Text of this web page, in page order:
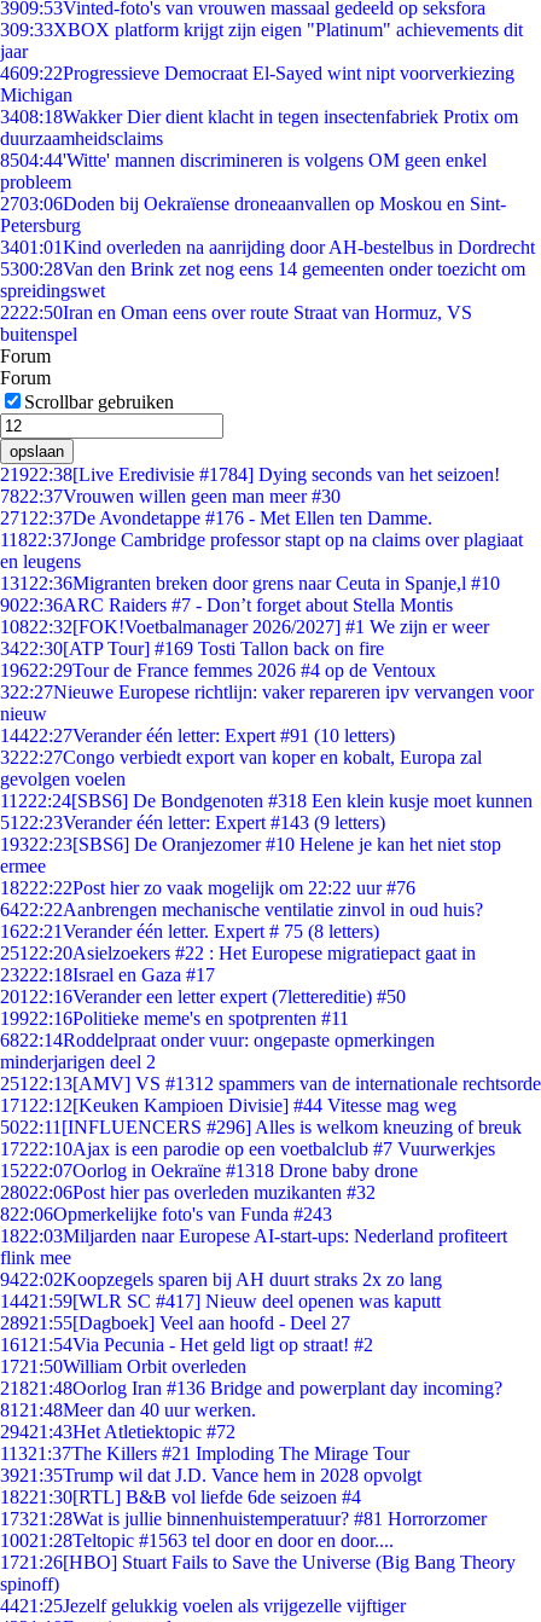
3909:53Vinted-foto's van vrouwen massaal gedeeld op seksfora
309:33XBOX platform krijgt zijn eigen "Platinum" achievements dit
jaar
4609:22Progressieve Democraat El-Sayed wint nipt voorverkiezing
Michigan
3408:18Wakker Dier dient klacht in tegen insectenfabriek Protix om
duurzaamheidsclaims
8504:44'Witte' mannen discrimineren is volgens OM geen enkel
probleem
2703:06Doden bij Oekraïense droneaanvallen op Moskou en Sint-
Petersburg
3401:01Kind overleden na aanrijding door AH-bestelbus in Dordrecht
5300:28Van den Brink zet nog eens 14 gemeenten onder toezicht om
spreidingswet
2222:50Iran en Oman eens over route Straat van Hormuz, VS
buitenspel
Forum
Forum
Scrollbar gebruiken
opslaan
21922:38[Live Eredivisie #1784] Dying seconds van het seizoen!
7822:37Vrouwen willen geen man meer #30
271 22:37De Avondetappe #176 - Met Ellen ten Damme.
11822:37Jonge Cambridge professor stapt op na claims over plagiaat
en leugens
131 22:36Migranten breken door grens naar Ceuta in Spanje,l #10
9022:36ARC Raiders #7 - Don’t forget about Stella Montis
10822:32[FOK!Voetbalmanager 2026/2027] #1 We zijn er weer
3422:30[ATP Tour] #169 Tosti Tallon back on fire
19622:29Tour de France femmes 2026 #4 op de Ventoux
322:27Nieuwe Europese richtlijn: vaker repareren ipv vervangen voor
nieuw
14422:27Verander één letter: Expert #91 (10 letters)
3222:27Congo verbiedt export van koper en kobalt, Europa zal
gevolgen voelen
11222:24[SBS6] De Bondgenoten #318 Een klein kusje moet kunnen
51 22:23Verander één letter: Expert #143 (9 letters)
19322:23[SBS6] De Oranjezomer #10 Helene je kan het niet stop
ermee
18222:22Post hier zo vaak mogelijk om 22:22 uur #76
6422:22Aanbrengen mechanische ventilatie zinvol in oud huis?
1622:21Verander één letter. Expert # 75 (8 letters)
251 22:20Asielzoekers #22 : Het Europese migratiepact gaat in
23222:18Israel en Gaza #17
201 22:16Verander een letter expert (7lettereditie) #50
19922:16Politieke meme's en spotprenten #11
6822:14Roddelpraat onder vuur: ongepaste opmerkingen
minderjarigen deel 2
251 22:13[AMV] VS #1312 spammers van de internationale rechtsorde
171 22:12[Keuken Kampioen Divisie] #44 Vitesse mag weg
5022:11 [INFLUENCERS #296] Alles is welkom kneuzing of breuk
17222:10Ajax is een parodie op een voetbalclub #7 Vuurwerkjes
15222:07Oorlog in Oekraïne #1318 Drone baby drone
28022:06Post hier pas overleden muzikanten #32
822:06Opmerkelijke foto's van Funda #243
1822:03Miljarden naar Europese AI-start-ups: Nederland profiteert
flink mee
9422:02Koopzegels sparen bij AH duurt straks 2x zo lang
14421:59[WLR SC #417] Nieuw deel openen was kaputt
28921:55[Dagboek] Veel aan hoofd - Deel 27
161 21:54Via Pecunia - Het geld ligt op straat! #2
1721:50William Orbit overleden
21821:48Oorlog Iran #136 Bridge and powerplant day incoming?
81 21:48Meer dan 40 uur werken.
29421:43Het Atletiektopic #72
11321:37The Killers #21 Imploding The Mirage Tour
3921:35Trump wil dat J.D. Vance hem in 2028 opvolgt
18221:30[RTL] B&B vol liefde 6de seizoen #4
17321:28Wat is jullie binnenhuistemperatuur? #81 Horrorzomer
10021:28Teltopic #1563 tel door en door en door....
1721:26[HBO] Stuart Fails to Save the Universe (Big Bang Theory
spinoff)
4421:25Jezelf gelukkig voelen als vrijgezelle vijftiger